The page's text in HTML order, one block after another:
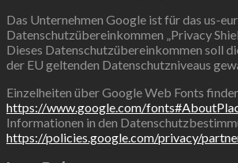
Das Unternehmen Google ist für das us-
Datenschutzübereinkommen „Privacy
Dieses Datenschutzübereinkommen soll
der EU geltenden Datenschutzniveaus
Einzelheiten über Google Web Fonts
https://www.google.com/
Informationen in den
https://policies.google.com/privacy/